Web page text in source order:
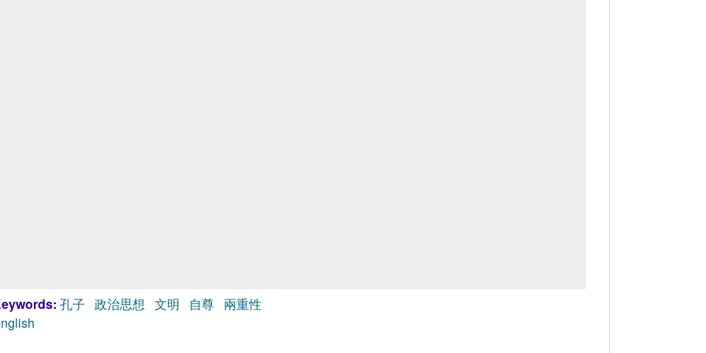
孔子 政治思想 文明 自尊 兩重性